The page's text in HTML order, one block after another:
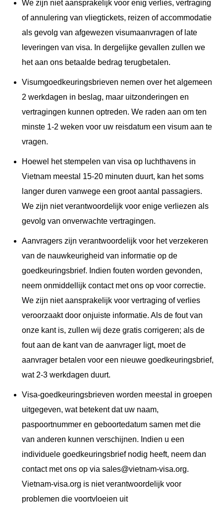
We zijn niet aansprakelijk voor enig verlies, vertraging
of annulering van vliegtickets, reizen of accommodatie
als gevolg van afgewezen visumaanvragen of late
leveringen van visa. In dergelijke gevallen zullen we
het aan ons betaalde bedrag terugbetalen.
Visumgoedkeuringsbrieven nemen over het algemeen
2 werkdagen in beslag, maar uitzonderingen en
vertragingen kunnen optreden. We raden aan om ten
minste 1-2 weken voor uw reisdatum een visum aan te
vragen.
Hoewel het stempelen van visa op luchthavens in
Vietnam meestal 15-20 minuten duurt, kan het soms
langer duren vanwege een groot aantal passagiers.
We zijn niet verantwoordelijk voor enige verliezen als
gevolg van onverwachte vertragingen.
Aanvragers zijn verantwoordelijk voor het verzekeren
van de nauwkeurigheid van informatie op de
goedkeuringsbrief. Indien fouten worden gevonden,
neem onmiddellijk contact met ons op voor correctie.
We zijn niet aansprakelijk voor vertraging of verlies
veroorzaakt door onjuiste informatie. Als de fout van
onze kant is, zullen wij deze gratis corrigeren; als de
fout aan de kant van de aanvrager ligt, moet de
aanvrager betalen voor een nieuwe goedkeuringsbrief,
wat 2-3 werkdagen duurt.
Visa-goedkeuringsbrieven worden meestal in groepen
uitgegeven, wat betekent dat uw naam,
paspoortnummer en geboortedatum samen met die
van anderen kunnen verschijnen. Indien u een
individuele goedkeuringsbrief nodig heeft, neem dan
contact met ons op via sales@vietnam-visa.org.
Vietnam-visa.org is niet verantwoordelijk voor
problemen die voortvloeien uit